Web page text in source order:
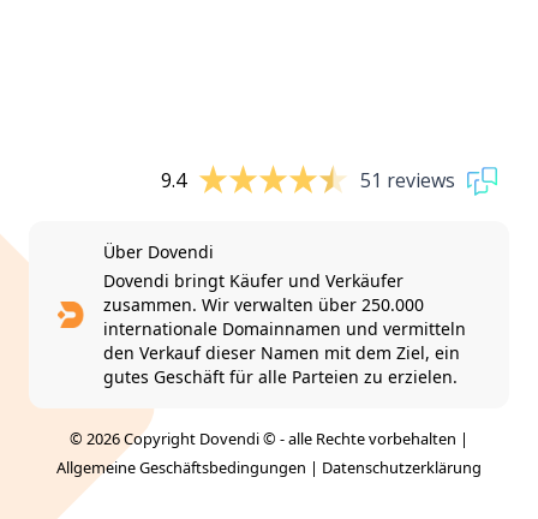
9.4 51 reviews
Über Dovendi
Dovendi bringt Käufer und Verkäufer
zusammen. Wir verwalten über 250.000
internationale Domainnamen und vermitteln
den Verkauf dieser Namen mit dem Ziel, ein
gutes Geschäft für alle Parteien zu erzielen.
© 2026 Copyright Dovendi © - alle Rechte vorbehalten |
Allgemeine Geschäftsbedingungen | Datenschutzerklärung